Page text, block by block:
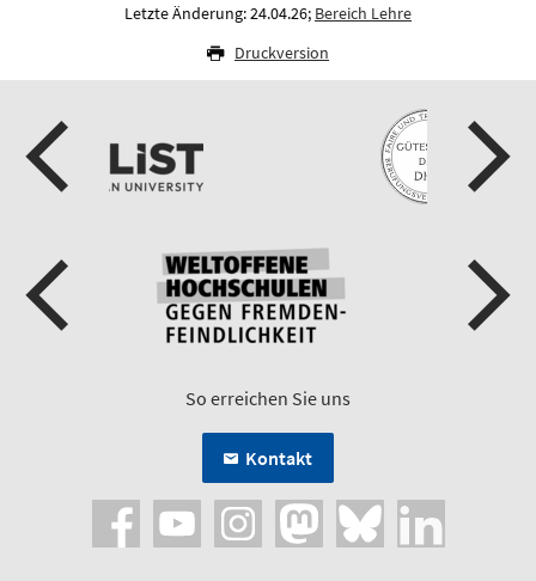
Letzte Änderung: 24.04.26; Bereich Lehre
Druckversion
So erreichen Sie uns
Kontakt